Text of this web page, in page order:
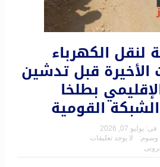
لنقل الكهرباء
الأخيرة قبل تدشين
بطلخا
القومية
فى: يوليو 07, 2026
وسوم:
لا يوجد تعليقات